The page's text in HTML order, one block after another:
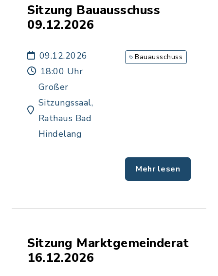
Sitzung Bauausschuss
09.12.2026
09.12.2026
18:00 Uhr
Großer
Sitzungssaal,
Rathaus Bad
Hindelang
Bauausschuss
Mehr lesen
Sitzung Marktgemeinderat
16.12.2026